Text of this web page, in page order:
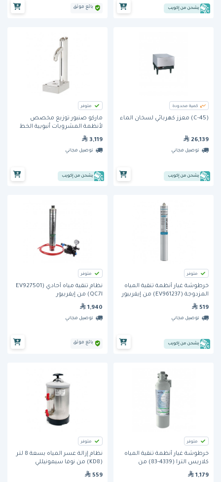
يشحن من إكويب بائع موثق
كمية محدودة
(C-45) معزز كهربائي لسخان الماء
26,139
توصيل مجاني
يشحن من إكويب
متوفر
ماركو صنبور توزيع مخصص
لأنظمة المشروبات أنبوبية الخط
للغلايات التي توضع تحت الأسطح
1000585
3,119
توصيل مجاني
يشحن من إكويب
متوفر
خرطوشة غيار أنظمة تنقية المياه
المزدوجة (EV961237) من إيفربيور
519
توصيل مجاني
يشحن من إكويب
متوفر
نظام تنقية مياه أحادي (EV927501
QC7I) من إيفربيور
1,940
توصيل مجاني
بائع موثق
متوفر
خرطوشة غيار أنظمة تنقية المياه
كلاريس الترا (4339-83) من
إيفربيور
1,179
متوفر
نظام إزالة عسر المياه بسعة 8 لتر
(KD8) من نوفا سيمونيللي
559